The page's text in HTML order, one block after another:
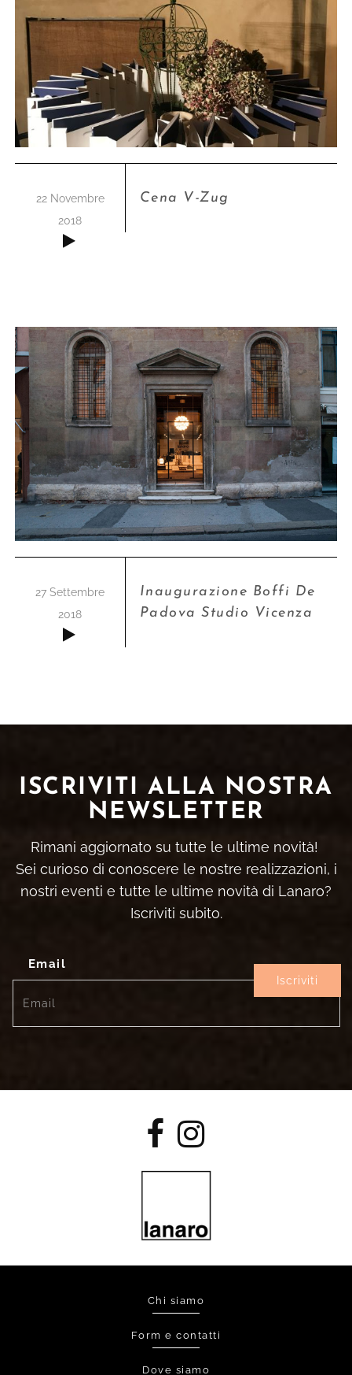
22 Novembre
2018
Cena V-Zug
27 Settembre
2018
Inaugurazione Boffi De
Padova Studio Vicenza
ISCRIVITI ALLA NOSTRA
NEWSLETTER
Rimani aggiornato su tutte le ultime novità!
Sei curioso di conoscere le nostre realizzazioni, i
nostri eventi e tutte le ultime novità di Lanaro?
Iscriviti subito.
Email
Iscriviti
Chi siamo
Form e contatti
Dove siamo